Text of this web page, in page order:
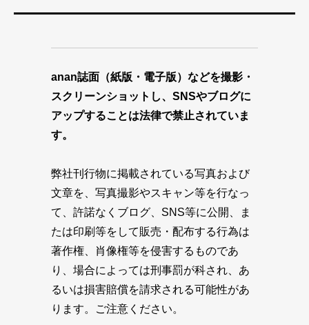
anan誌面（紙版・電子版）などを撮影・
スクリーンショットし、SNSやブログに
アップすることは法律で禁止されていま
す。
弊社刊行物に掲載されている写真および
文章を、写真撮影やスキャン等を行なっ
て、許諾なくブログ、SNS等に公開、ま
たは印刷等をして販売・配布する行為は
著作権、肖像権等を侵害するものであ
り、場合によっては刑事罰が科され、あ
るいは損害賠償を請求される可能性があ
ります。ご注意ください。